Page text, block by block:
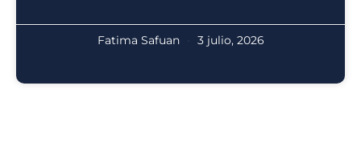
Fatima Safuan 3 julio, 2026